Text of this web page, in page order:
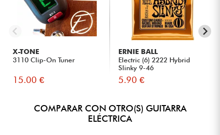
X-TONE
3110 Clip-On Tuner
15.00 €
ERNIE BALL
Electric (6) 2222 Hybrid
Slinky 9-46
5.90 €
COMPARAR CON OTRO(S) GUITARRA
ELÉCTRICA